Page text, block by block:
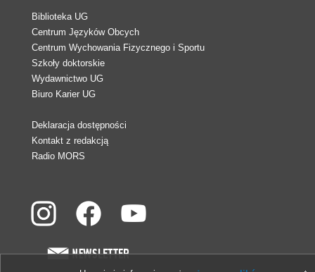
Biblioteka UG
Centrum Języków Obcych
Centrum Wychowania Fizycznego i Sportu
Szkoły doktorskie
Wydawnictwo UG
Biuro Karier UG
Deklaracja dostępności
Kontakt z redakcją
Radio MORS